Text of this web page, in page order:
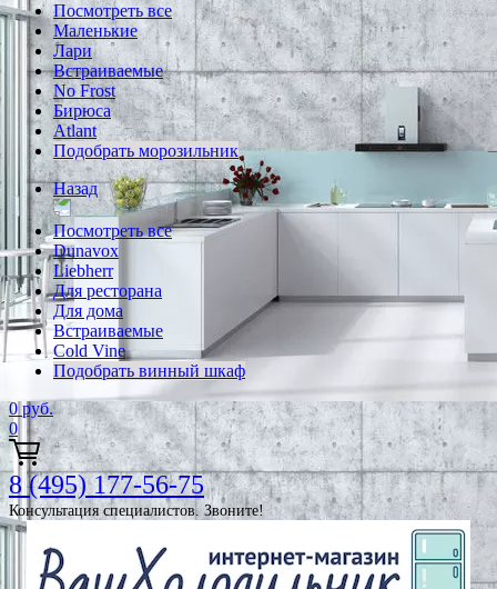
Посмотреть все
Маленькие
Лари
Встраиваемые
No Frost
Бирюса
Atlant
Подобрать морозильник
Назад
Посмотреть все
Dunavox
Liebherr
Для ресторана
Для дома
Встраиваемые
Cold Vine
Подобрать винный шкаф
0 руб.
0
8 (495) 177-56-75
Консультация специалистов. Звоните!